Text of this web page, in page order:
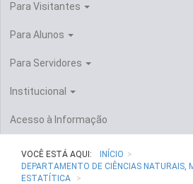
Para Visitantes
Para Alunos
Para Servidores
Institucional
Acesso à Informação
VOCÊ ESTÁ AQUI:
INÍCIO
DEPARTAMENTO DE CIÊNCIAS NATURAIS,
ESTATÍTICA